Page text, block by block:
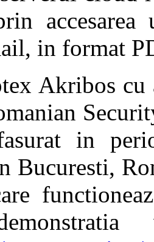
in format
Akribos cu
in
Bucuresti,